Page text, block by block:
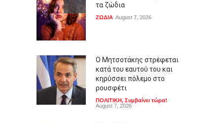
τα ζώδια
ΖΩΔΙΑ August 7, 2026
Ο Μητσοτάκης στρέφεται
κατά του εαυτού του και
κηρύσσει πόλεμο στο
ρουσφέτι
ΠΟΛΙΤΙΚΗ, Συμβαίνει τώρα!
August 7, 2026